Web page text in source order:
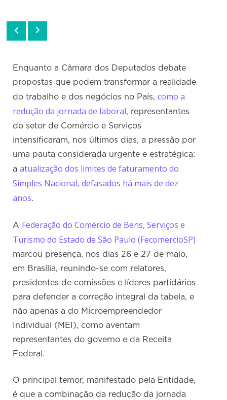
Enquanto a Câmara dos Deputados debate
propostas que podem transformar a realidade
do trabalho e dos negócios no País,como a
redução da jornada de laboral, representantes
do setor de Comércio e Serviços
intensificaram, nos últimos dias, a pressão por
uma pauta considerada urgente e estratégica:
aatualização dos limites de faturamento do
Simples Nacional, defasados há mais de dez
anos.
A Federação do Comércio de Bens, Serviços e
Turismo do Estado de São Paulo (FecomercioSP)
marcou presença, nos dias 26 e 27 de maio,
em Brasília, reunindo-se com relatores,
presidentes de comissões e líderes partidários
para defender a correção integral da tabela, e
não apenas a do Microempreendedor
Individual (MEI), como aventam
representantes do governo e da Receita
Federal.
O principal temor, manifestado pela Entidade,
é que a combinação da redução da jornada